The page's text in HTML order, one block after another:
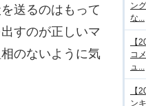
送るのはもって
すのが正しいマ
のないように気
ン
な...
【
コ
ュ...
【
ン